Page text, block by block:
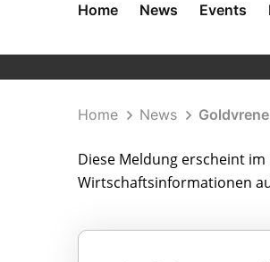
Home News Events
Home News
Diese Meldung erscheint
Wirtschaftsinformationen